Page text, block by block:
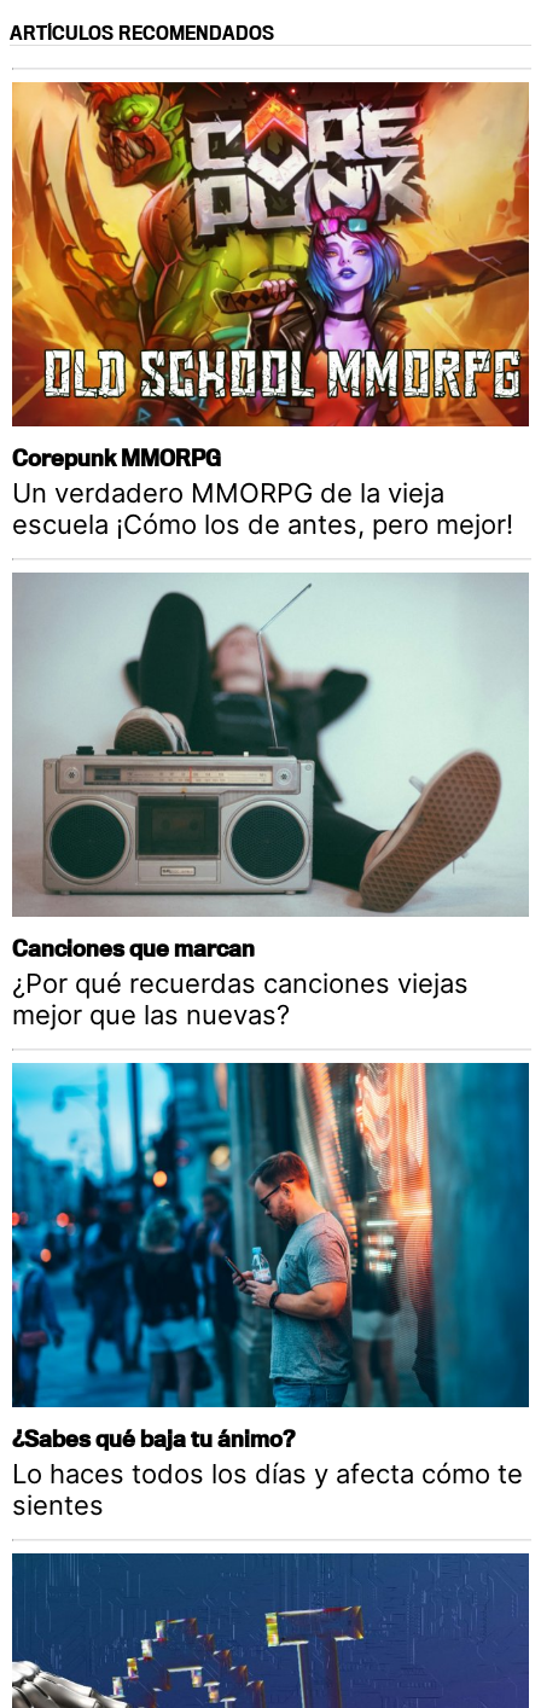
ARTÍCULOS RECOMENDADOS
Corepunk MMORPG
Un verdadero MMORPG de la vieja
escuela ¡Cómo los de antes, pero mejor!
Canciones que marcan
¿Por qué recuerdas canciones viejas
mejor que las nuevas?
¿Sabes qué baja tu ánimo?
Lo haces todos los días y afecta cómo te
sientes